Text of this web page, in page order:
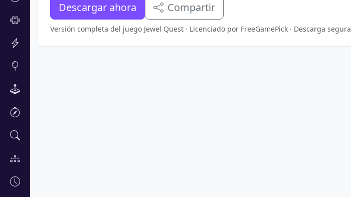
Descargar ahora Compartir
Versión completa del juego Jewel Quest · Licenciado por FreeGamePick · Descarga segura